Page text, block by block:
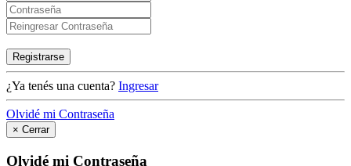
Registrarse
¿Ya tenés una cuenta? Ingresar
Olvidé mi Contraseña
× Cerrar
Olvidé mi Contraseña